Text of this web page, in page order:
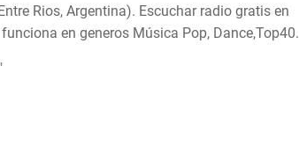
Rios, Argentina). Escuchar radio gratis en
en generos Música Pop, Dance,Top40.
"